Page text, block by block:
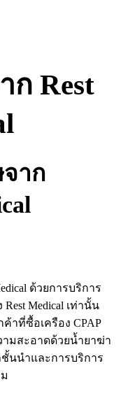
ก Rest
าก
ด้วยการบริการ
Medical เท่านั้น
าที่ซื้อเครือง CPAP
ามสะอาดด้วยน้ำยาฆ่า
ชั้นนำและการบริการ